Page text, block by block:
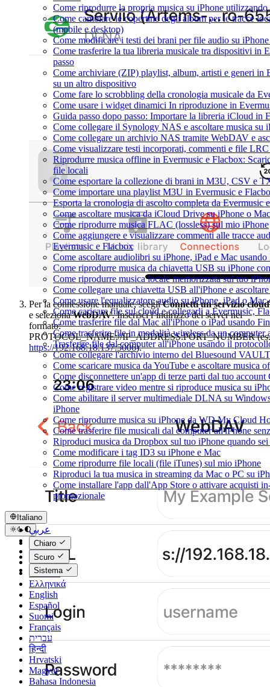
Come riprodurre la propria musica su iPhone utilizzando
Come cambiare le copertine degli album per le tracce
(mobile e desktop)
Come modificare i testi dei brani per file audio su
Come trasferire la tua libreria musicale tra dispositivi in
passo
Come archiviare (ZIP) playlist, album, artisti e generi in
su un altro dispositivo
Come fare lo scrobbling della cronologia musicale da
Come usare i widget dinamici In riproduzione in
Guida passo dopo passo: Importare la libreria iCloud in
Come collegare il Synology NAS e ascoltare musica su
Come collegare un archivio NAS tramite WebDAV e
Come visualizzare testi incorporati, commenti e file
Riprodurre musica offline in Evermusic e Flacbox:
file locali
Come esportare la collezione di brani in M3U, CSV e
Come importare una playlist M3U in Evermusic e
Esporta la cronologia di ascolto completa da Evermusic
Come ascoltare musica da iCloud Drive su iPhone o Mac
Come riprodurre musica FLAC (lossless) sul mio iPhone
Come aggiungere e visualizzare commenti alle tracce
Evermusic e Flacbox
Come ascoltare audiolibri su iPhone, iPad e Mac
Come riprodurre musica da chiavetta USB su iPhone
Come riprodurre musica locale memorizzata sul tuo
Come collegare una chiavetta USB all'iPhone e
Come usare l'equalizzatore audio su iPhone, iPad o
Come caricare file sul cloud e collegarli a Evermusic,
Come trasferire file dal Mac all'iPhone o iPad usando
Come trasferire file in modalità wireless da un
Trasferire file dal computer all'iPhone usando il
Come collegare l'archivio interno del Bluesound
Come scaricare musica da YouTube e ascoltare musica
Come disconnettere un'app di terze parti dal tuo account
Come registrare video mentre si riproduce musica su
Come abilitare il server multimediale DLNA su
iPhone
Come riprodurre musica su iPhone da WD My Cloud
Come trasferire file musicali dal computer all'iPhone
Riproduci musica da Dropbox sul tuo iPhone quando
Come modificare i tag ID3 su iPhone e Mac
Come riprodurre file locali (file iTunes) sul mio iPhone
Riproduci la tua musica in streaming da Mac o PC su
Come installare l'app dall'App Store o attivare acquisti
promozionale
Italiano
عربي
Català
Čeština
Dansk
Deutsch
Ελληνικά
English
Español
Suomi
Français
עברית
हिन्दी
Hrvatski
Magyar
Bahasa Indonesia
Chiaro
Scuro
Sistema
Per la connessione manuale, scegliConnetti un servizio cloud
e selezionaWebDAV. Inserisci l’indirizzo del server nel
formato:
PROTOCOL_NAME://IP_ADDRESS:PORT_NUMBER (es.
https://192.168.18.137:5006).